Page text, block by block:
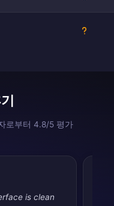
로부터 4.8/5 평가
is clean